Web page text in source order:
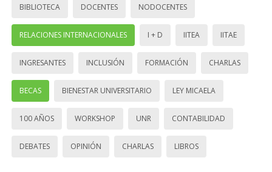
BIBLIOTECA DOCENTES NODOCENTES
RELACIONES INTERNACIONALES I + D IITEA IITAE
INGRESANTES INCLUSIÓN FORMACIÓN CHARLAS
BECAS BIENESTAR UNIVERSITARIO LEY MICAELA
100 AÑOS WORKSHOP UNR CONTABILIDAD
DEBATES OPINIÓN CHARLAS LIBROS